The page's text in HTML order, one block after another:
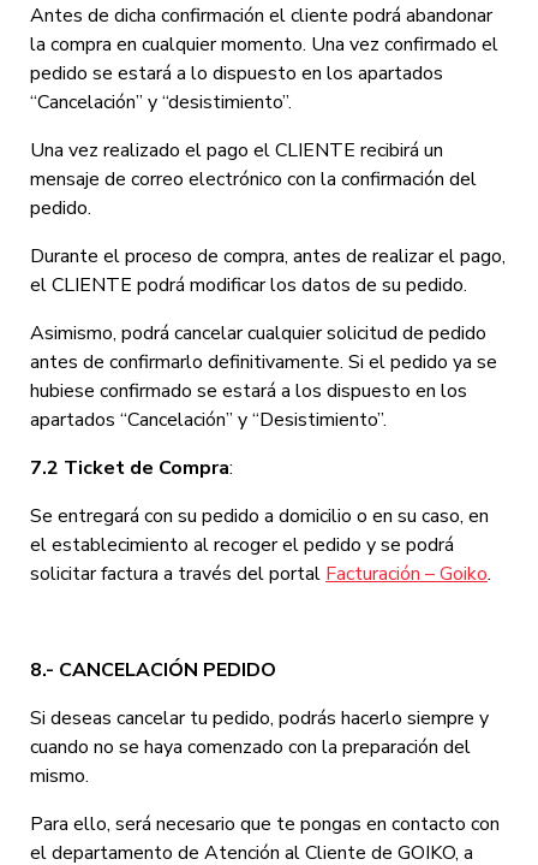
Antes de dicha confirmación el cliente podrá abandonar
la compra en cualquier momento. Una vez confirmado el
pedido se estará a lo dispuesto en los apartados
“Cancelación” y “desistimiento”.
Una vez realizado el pago el CLIENTE recibirá un
mensaje de correo electrónico con la confirmación del
pedido.
Durante el proceso de compra, antes de realizar el pago,
el CLIENTE podrá modificar los datos de su pedido.
Asimismo, podrá cancelar cualquier solicitud de pedido
antes de confirmarlo definitivamente. Si el pedido ya se
hubiese confirmado se estará a los dispuesto en los
apartados “Cancelación” y “Desistimiento”.
7.2 Ticket de Compra:
Se entregará con su pedido a domicilio o en su caso, en
el establecimiento al recoger el pedido y se podrá
solicitar factura a través del portal Facturación – Goiko.
8.- CANCELACIÓN PEDIDO
Si deseas cancelar tu pedido, podrás hacerlo siempre y
cuando no se haya comenzado con la preparación del
mismo.
Para ello, será necesario que te pongas en contacto con
el departamento de Atención al Cliente de GOIKO, a